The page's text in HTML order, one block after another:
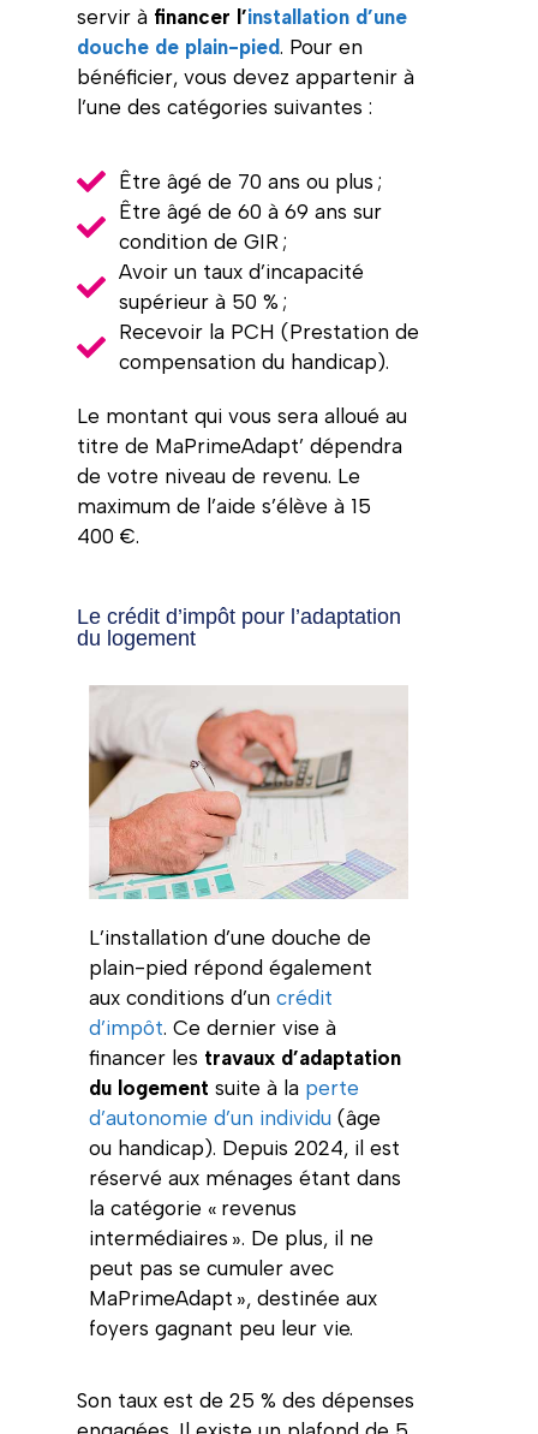
servir à financer l’installation d’une
douche de plain-pied. Pour en
bénéficier, vous devez appartenir à
l’une des catégories suivantes :
Être âgé de 70 ans ou plus ;
Être âgé de 60 à 69 ans sur
condition de GIR ;
Avoir un taux d’incapacité
supérieur à 50 % ;
Recevoir la PCH (Prestation de
compensation du handicap).
Le montant qui vous sera alloué au
titre de MaPrimeAdapt’ dépendra
de votre niveau de revenu. Le
maximum de l’aide s’élève à 15
400 €.
Le crédit d’impôt pour l’adaptation
du logement
L’installation d’une douche de
plain-pied répond également
aux conditions d’un crédit
d’impôt. Ce dernier vise à
financer les travaux d’adaptation
du logement suite à la perte
d’autonomie d’un individu (âge
ou handicap). Depuis 2024, il est
réservé aux ménages étant dans
la catégorie « revenus
intermédiaires ». De plus, il ne
peut pas se cumuler avec
MaPrimeAdapt », destinée aux
foyers gagnant peu leur vie.
Son taux est de 25 % des dépenses